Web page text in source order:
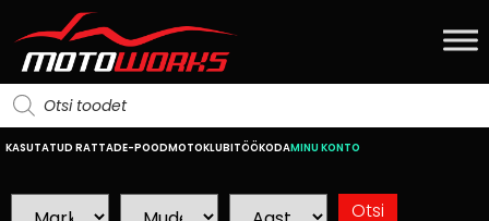
KASUTATUD RATTADE-POODMOTOKLUBITÖÖKODAMINU KONTO